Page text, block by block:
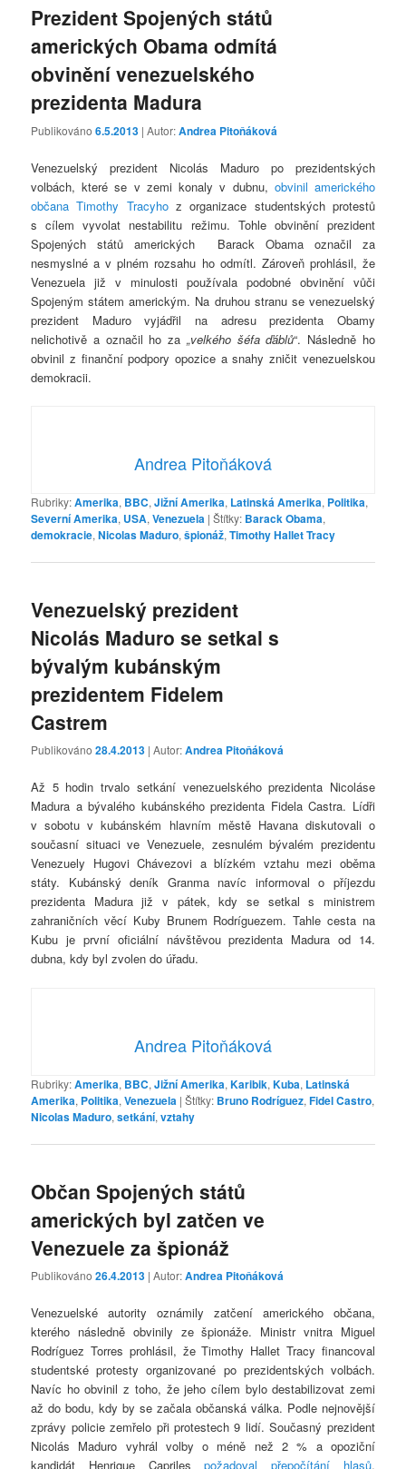
Prezident Spojených států
amerických Obama odmítá
obvinění venezuelského
prezidenta Madura
Publikováno6.5.2013 | Autor:Andrea Pitoňáková
Venezuelský prezident Nicolás Maduro po prezidentských
volbách, které se v zemi konaly v dubnu, obvinil amerického
občana Timothy Tracyho z organizace studentských protestů
s cílem vyvolat nestabilitu režimu. Tohle obvinění prezident
Spojených států amerických Barack Obama označil za
nesmyslné a v plném rozsahu ho odmítl. Zároveň prohlásil, že
Venezuela již v minulosti používala podobné obvinění vůči
Spojeným státem americkým. Na druhou stranu se venezuelský
prezident Maduro vyjádřil na adresu prezidenta Obamy
nelichotivě a označil ho za „velkého šéfa ďáblů“. Následně ho
obvinil z finanční podpory opozice a snahy zničit venezuelskou
demokracii.
Andrea Pitoňáková
Rubriky:Amerika, BBC,Jižní Amerika, Latinská Amerika, Politika,
Severní Amerika, USA,Venezuela |Štítky: Barack Obama,
demokracie,Nicolas Maduro,špionáž,Timothy Hallet Tracy
Venezuelský prezident
Nicolás Maduro se setkal s
bývalým kubánským
prezidentem Fidelem
Castrem
Publikováno28.4.2013 | Autor:Andrea Pitoňáková
Až 5 hodin trvalo setkání venezuelského prezidenta Nicoláse
Madura a bývalého kubánského prezidenta Fidela Castra. Lídři
v sobotu v kubánském hlavním městě Havana diskutovali o
současní situaci ve Venezuele, zesnulém bývalém prezidentu
Venezuely Hugovi Chávezovi a blízkém vztahu mezi oběma
státy. Kubánský deník Granma navíc informoval o příjezdu
prezidenta Madura již v pátek, kdy se setkal s ministrem
zahraničních věcí Kuby Brunem Rodríguezem. Tahle cesta na
Kubu je první oficiální návštěvou prezidenta Madura od 14.
dubna, kdy byl zvolen do úřadu.
Andrea Pitoňáková
Rubriky:Amerika, BBC,Jižní Amerika,Karibik,Kuba, Latinská
Amerika, Politika,Venezuela |Štítky: Bruno Rodríguez,Fidel Castro,
Nicolas Maduro,setkání,vztahy
Občan Spojených států
amerických byl zatčen ve
Venezuele za špionáž
Publikováno26.4.2013 | Autor:Andrea Pitoňáková
Venezuelské autority oznámily zatčení amerického občana,
kterého následně obvinily ze špionáže. Ministr vnitra Miguel
Rodríguez Torres prohlásil, že Timothy Hallet Tracy financoval
studentské protesty organizované po prezidentských volbách.
Navíc ho obvinil z toho, že jeho cílem bylo destabilizovat zemi
až do bodu, kdy by se začala občanská válka. Podle nejnovější
zprávy policie zemřelo při protestech 9 lidí. Současný prezident
Nicolás Maduro vyhrál volby o méně než 2 % a opoziční
kandidát Henrique Caprilespožadoval přepočítání hlasů.